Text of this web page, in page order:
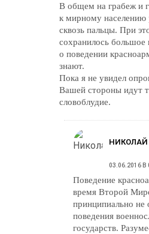
В общем на грабеж и
к мирному населению
сквозь пальцы. При
сохранилось большое
о поведении
знают.
Пока я не увидел
Вашей стороны идут
словоблудие.
НИКОЛАЙ
03.06.2016 В
Поведение
время Второй
принципиально не
поведения
государств.